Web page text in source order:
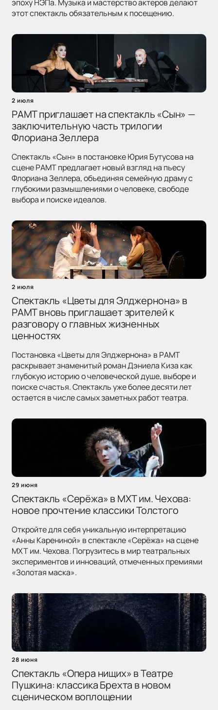
эпоху НЭПа. Музыка и мастерство актеров делают
этот спектакль обязательным к посещению.
2 июля
РАМТ приглашает на спектакль «Сын» —
заключительную часть трилогии
Флориана Зеллера
Спектакль «Сын» в постановке Юрия Бутусова на
сцене РАМТ предлагает новый взгляд на пьесу
Флориана Зеллера, объединяя семейную драму с
глубокими размышлениями о человеке, свободе
выбора и поиске идеалов.
2 июля
Спектакль «Цветы для Элджернона» в
РАМТ вновь приглашает зрителей к
разговору о главных жизненных
ценностях
Постановка «Цветы для Элджернона» в РАМТ
раскрывает знаменитый роман Дэниела Киза как
глубокую историю о человеческой душе, выборе и
поиске счастья. Спектакль уже более десяти лет
остается в числе самых заметных работ театра.
29 июня
Спектакль «Серёжа» в МХТ им. Чехова:
новое прочтение классики Толстого
Откройте для себя уникальную интерпретацию
«Анны Карениной» в спектакле «Серёжа» на сцене
МХТ им. Чехова. Погрузитесь в мир театральных
экспериментов и инноваций, отмеченных премиями
«Золотая маска».
28 июня
Спектакль «Опера нищих» в Театре
Пушкина: классика Брехта в новом
сценическом воплощении